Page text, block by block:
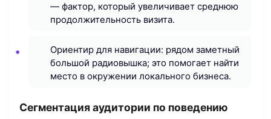
— фактор, который увеличивает среднюю
продолжительность визита.
Ориентир для навигации: рядом заметный
большой радиовышка; это помогает найти
место в окружении локального бизнеса.
Сегментация аудитории по поведению